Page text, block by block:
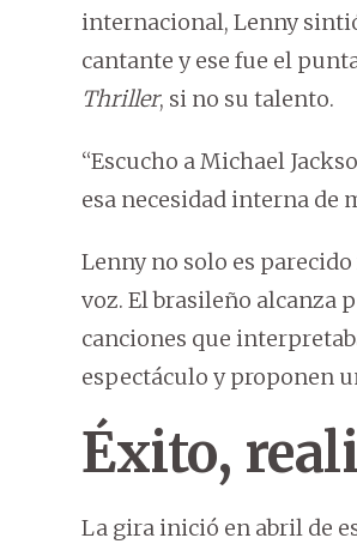
internacional, Lenny
cantante y ese fue el
Thriller, si no su talento.
“Escucho a Michael
esa necesidad interna de
Lenny no solo es
voz. El brasileño alcanza
canciones que
espectáculo y proponen
Éxito,
La gira inició en abril de